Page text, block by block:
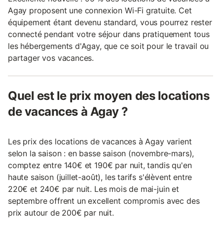
Agay proposent une connexion Wi-Fi gratuite. Cet
équipement étant devenu standard, vous pourrez rester
connecté pendant votre séjour dans pratiquement tous
les hébergements d'Agay, que ce soit pour le travail ou
partager vos vacances.
Quel est le prix moyen des locations
de vacances à Agay ?
Les prix des locations de vacances à Agay varient
selon la saison : en basse saison (novembre-mars),
comptez entre 140€ et 190€ par nuit, tandis qu'en
haute saison (juillet-août), les tarifs s'élèvent entre
220€ et 240€ par nuit. Les mois de mai-juin et
septembre offrent un excellent compromis avec des
prix autour de 200€ par nuit.